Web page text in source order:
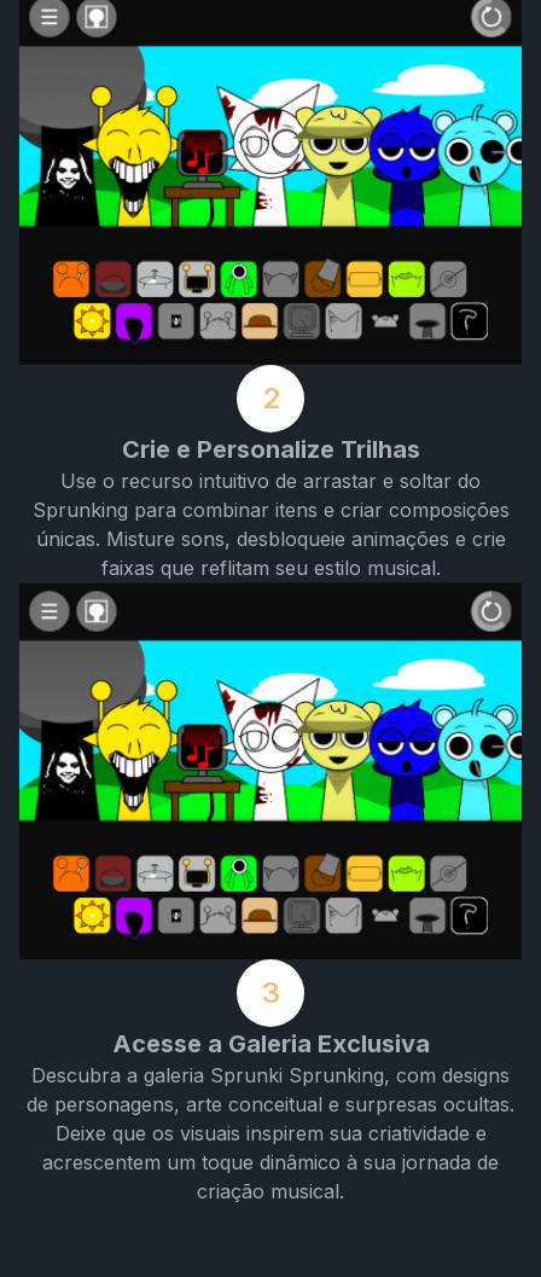
2
Crie e Personalize Trilhas
Use o recurso intuitivo de arrastar e soltar do
Sprunking para combinar itens e criar composições
únicas. Misture sons, desbloqueie animações e crie
faixas que reflitam seu estilo musical.
3
Acesse a Galeria Exclusiva
Descubra a galeria Sprunki Sprunking, com designs
de personagens, arte conceitual e surpresas ocultas.
Deixe que os visuais inspirem sua criatividade e
acrescentem um toque dinâmico à sua jornada de
criação musical.